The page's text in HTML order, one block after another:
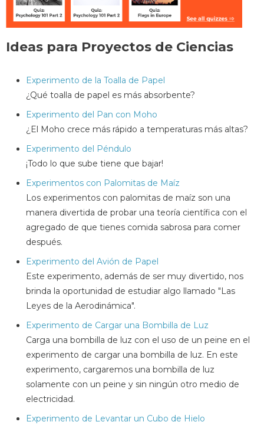
Ideas para Proyectos de Ciencias
Experimento de la Toalla de Papel
¿Qué toalla de papel es más absorbente?
Experimento del Pan con Moho
¿El Moho crece más rápido a temperaturas más altas?
Experimento del Péndulo
¡Todo lo que sube tiene que bajar!
Experimentos con Palomitas de Maíz
Los experimentos con palomitas de maíz son una
manera divertida de probar una teoría científica con el
agregado de que tienes comida sabrosa para comer
después.
Experimento del Avión de Papel
Este experimento, además de ser muy divertido, nos
brinda la oportunidad de estudiar algo llamado "Las
Leyes de la Aerodinámica".
Experimento de Cargar una Bombilla de Luz
Carga una bombilla de luz con el uso de un peine en el
experimento de cargar una bombilla de luz. En este
experimento, cargaremos una bombilla de luz
solamente con un peine y sin ningún otro medio de
electricidad.
Experimento de Levantar un Cubo de Hielo